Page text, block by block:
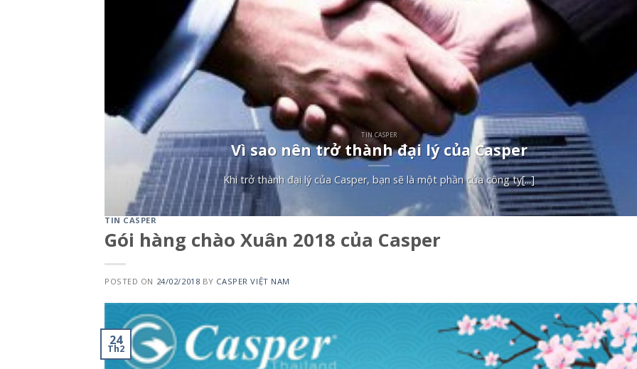
TIN CASPER
Vì sao nên trở thành đại lý của Casper
Khi trở thành đại lý của Casper, bạn sẽ là một phần của công ty[...]
TIN CASPER
Gói hàng chào Xuân 2018 của Casper
POSTED ON 24/02/2018 BY CASPER VIỆT NAM
24
Th2